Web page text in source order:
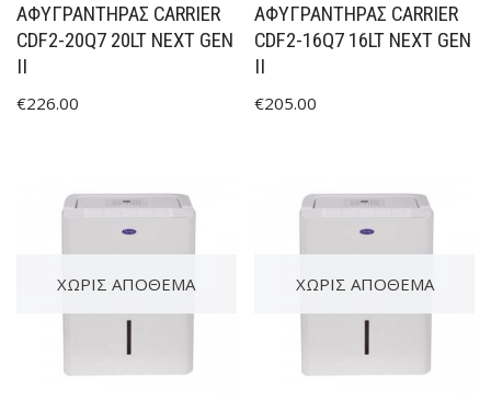
ΑΦΥΓΡΑΝΤΉΡΑΣ CARRIER
CDF2-20Q7 20LT NEXT GEN
II
€226.00
ΑΦΥΓΡΑΝΤΉΡΑΣ CARRIER
CDF2-16Q7 16LT NEXT GEN
II
€205.00
ΧΩΡΊΣ ΑΠΌΘΕΜΑ ΧΩΡΊΣ ΑΠΌΘΕΜΑ